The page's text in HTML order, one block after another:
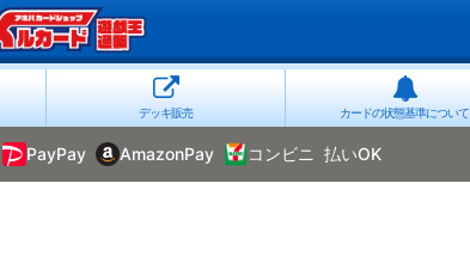
デッキ販売 カードの状態基準について
PayPay AmazonPay コンビニ 払いOK